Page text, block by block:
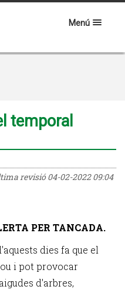
Menú
temporal
revisió04-02-2022 09:04
PER TANCADA.
dies fa que el
i pot provocar
d'arbres,